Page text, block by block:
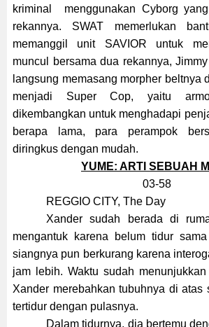
kriminal menggunakan Cyborg
rekannya. SWAT memerlukan
memanggil unit SAVIOR untuk
muncul bersama dua rekannya,
langsung memasang morpher beltnya
menjadi Super Cop, yaitu
dikembangkan untuk menghadapi
berapa lama, para perampok
diringkus dengan mudah.
YUME: ARTI SEBUAH
03-58
REGGIO CITY, The Day
Xander sudah berada di
mengantuk karena belum tidur
siangnya pun berkurang karena
jam lebih. Waktu sudah
Xander merebahkan tubuhnya di atas
tertidur dengan pulasnya.
Dalam tidurnya, dia bertemu